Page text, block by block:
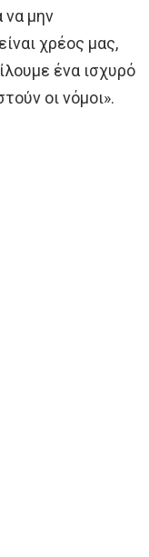
να μην
χρέος μας,
ένα ισχυρό
οι νόμοι».